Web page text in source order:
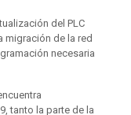
del PLC
migración de la red
necesaria
tanto la parte de la